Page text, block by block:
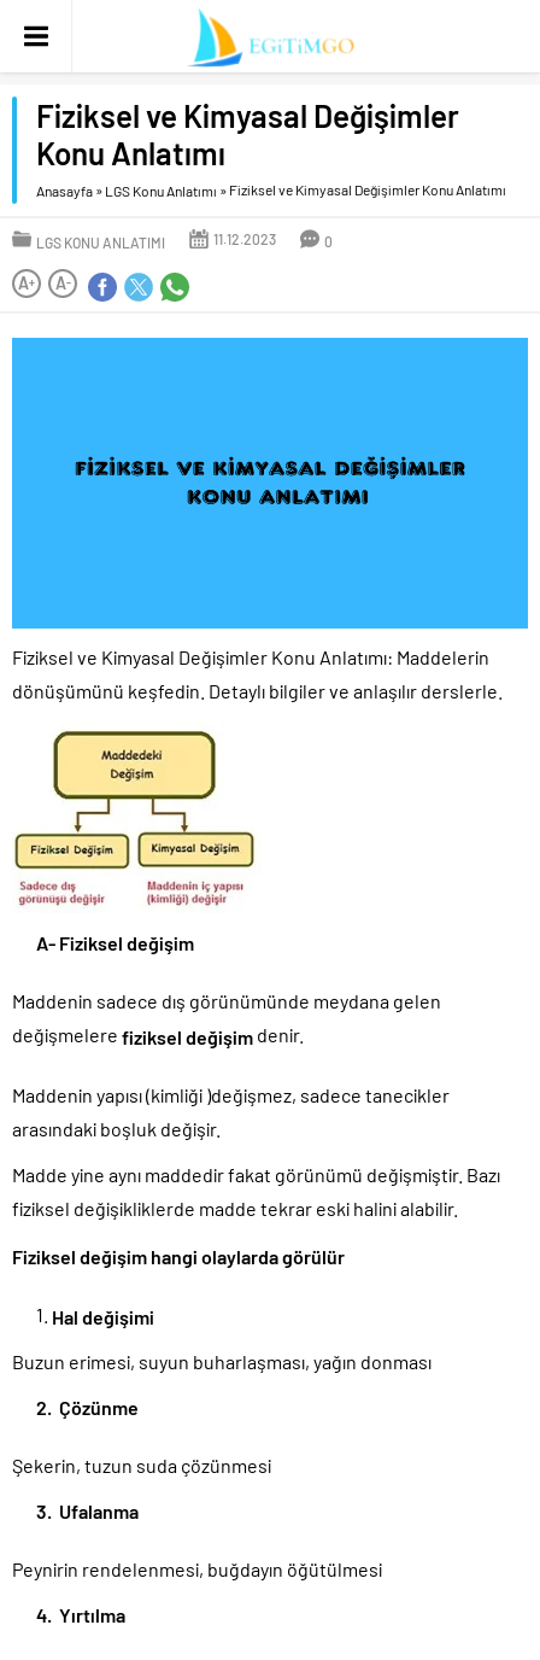
Fiziksel ve Kimyasal Değişimler
Konu Anlatımı
Anasayfa » LGS Konu Anlatımı » Fiziksel ve Kimyasal Değişimler Konu Anlatımı
LGS KONU ANLATIMI 11.12.2023 0
A+ A-
Fiziksel ve Kimyasal Değişimler Konu Anlatımı: Maddelerin
dönüşümünü keşfedin. Detaylı bilgiler ve anlaşılır derslerle.
A- Fiziksel değişim
Maddenin sadece dış görünümünde meydana gelen
değişmelere fiziksel değişim denir.
Maddenin yapısı (kimliği )değişmez, sadece tanecikler
arasındaki boşluk değişir.
Madde yine aynı maddedir fakat görünümü değişmiştir. Bazı
fiziksel değişikliklerde madde tekrar eski halini alabilir.
Fiziksel değişim hangi olaylarda görülür
Hal değişimi
Buzun erimesi, suyun buharlaşması, yağın donması
2. Çözünme
Şekerin, tuzun suda çözünmesi
3. Ufalanma
Peynirin rendelenmesi, buğdayın öğütülmesi
4. Yırtılma